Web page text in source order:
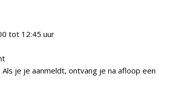
tot 12:45 uur
je je aanmeldt, ontvang je na afloop een